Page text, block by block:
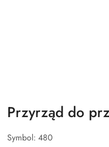
Przyrząd do
Symbol: 480